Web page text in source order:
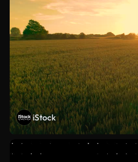
iStock